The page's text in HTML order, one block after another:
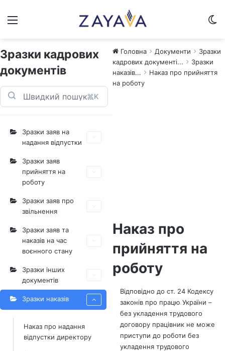
Меню
Зразки кадрових
документів
⌘K
Зразки заяв на
надання відпустки
Зразки заяв
прийняття на
роботу
Зразки заяв про
звільнення
Зразки заяв та
наказів на час
воєнного стану
Зразки інших
документів
Зразки наказів
Наказ про надання
відпустки директору
Головна Документи
Зразки
кадрових документі...
Зразки
наказів...
Наказ про прийняття
на роботу
Наказ про
прийняття на
роботу
Відповідно до ст. 24 Кодексу
законів про працю України –
без укладення трудового
договору працівник не може
приступи до роботи без
укладення трудового